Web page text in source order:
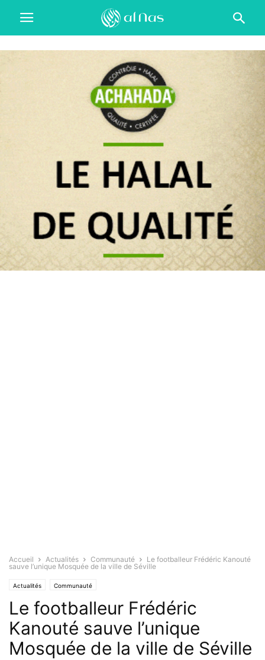
Accueil Actualités Communauté
Le footballeur Frédéric Kanouté
sauve l’unique Mosquée de la ville de Séville
Actualités Communauté
Le footballeur Frédéric
Kanouté sauve l’unique
Mosquée de la ville de Séville